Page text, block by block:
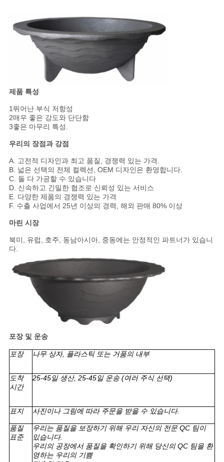
이
개
인
정
보
보
호
정
책
제품 특성
1뛰어난 부식 저항성
2매우 좋은 강도와 단단함
3좋은 마무리 특성.
우리의 장점과 강점
A. 고전적 디자인과 최고 품질, 경쟁력 있는 가격.
B. 넓은 선택의 전체 컬렉션, OEM 디자인은 환영합니다.
C. 둘 다 가공할 수 있습니다
D. 신속하고 긴밀한 협조로 신뢰성 있는 서비스
E. 다양한 제품의 경쟁력 있는 가격
F. 수출 사업에서 25년 이상의 경력, 해외 판매 80% 이상
마린 시장
북미, 유럽, 호주, 동남아시아, 중동에는 안정적인 파트너가 있습니
다.
포장 및 운송
포장 나무 상자, 플라스틱 또는 거품의 내부
도착
시간
25-45일 생산, 25-45일 운송 (여러 주식 선택)
표지 사진이나 그림에 따라 주문을 받을 수 있습니다.
품질
표준
우리는 품질을 보장하기 위해 우리 자신의 전문 QC 팀이
있습니다.
우리의 공장에서 품질을 확인하기 위해 당신의 QC 팀을 환
영하는 우리의 기쁨